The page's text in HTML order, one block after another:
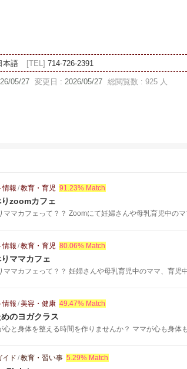
本語 [TEL] 714-726-2391
05/27 変更日 : 2026/05/27 総閲覧数 : 925 人
情報 /教育・育児 91.23% Match
zoomカフェ
ママカフェって？？ Zoomにて妊婦さんや母乳育児中の
情報 /教育・育児 80.06% Match
ママカフェ
ママカフェって？？ 妊婦さんや母乳育児中のママ、育児
情報 /美容・健康 49.47% Match
のヨガクラス
心と身体を整える時間を作りませんか？ ママが心も身体
イド /教育・習い事 5.29% Match